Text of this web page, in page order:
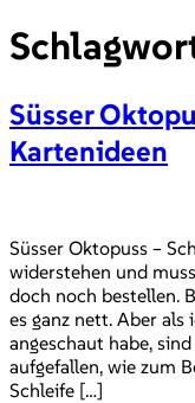
Süsser
Kartenideen
Süsser Oktopuss –
widerstehen und
doch noch bestellen.
es ganz nett. Aber als
angeschaut habe,
aufgefallen, wie zum
Schleife […]